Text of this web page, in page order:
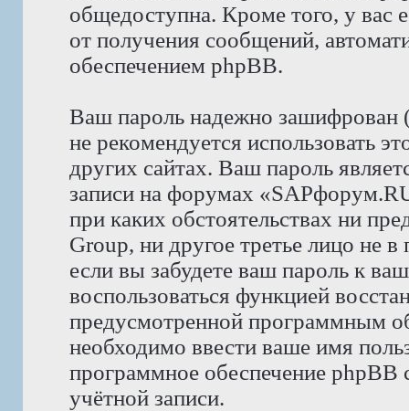
общедоступна. Кроме того, у вас
от получения сообщений,
обеспечением phpBB.
Ваш пароль надежно зашифрован
не рекомендуется использовать
других сайтах. Ваш пароль
записи на форумах
при каких обстоятельствах ни
Group, ни другое третье лицо не
если вы забудете ваш пароль к
воспользоваться функцией
предусмотренной программным
необходимо ввести ваше имя
программное обеспечение phpBB
учётной записи.